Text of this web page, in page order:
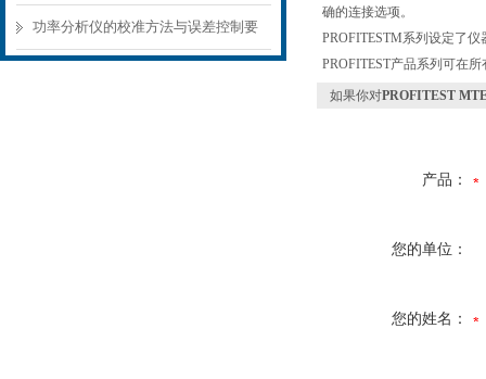
模块解析
功率分析仪的校准方法与误差控制要
确的连接选项。
PROFITESTM系列设定了
PROFITEST产品系列可在
如果你对PROFITEST
产品：
您的单位：
您的姓名：